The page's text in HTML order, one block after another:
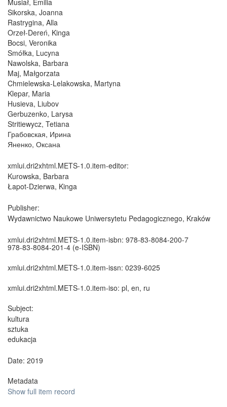
Musiał, Emilia
Sikorska, Joanna
Rastrygina, Alla
Orzeł-Dereń, Kinga
Bocsi, Veronika
Smółka, Lucyna
Nawolska, Barbara
Maj, Małgorzata
Chmielewska-Lelakowska, Martyna
Klepar, Maria
Husieva, Liubov
Gerbuzenko, Larysa
Stritiewycz, Tetiana
Грабовская, Ирина
Яненко, Оксана
xmlui.dri2xhtml.METS-1.0.item-editor:
Kurowska, Barbara
Łapot-Dzierwa, Kinga
Publisher:
Wydawnictwo Naukowe Uniwersytetu Pedagogicznego, Kraków
xmlui.dri2xhtml.METS-1.0.item-isbn: 978-83-8084-200-7
978-83-8084-201-4 (e-ISBN)
xmlui.dri2xhtml.METS-1.0.item-issn: 0239-6025
xmlui.dri2xhtml.METS-1.0.item-iso: pl, en, ru
Subject:
kultura
sztuka
edukacja
Date: 2019
Metadata
Show full item record